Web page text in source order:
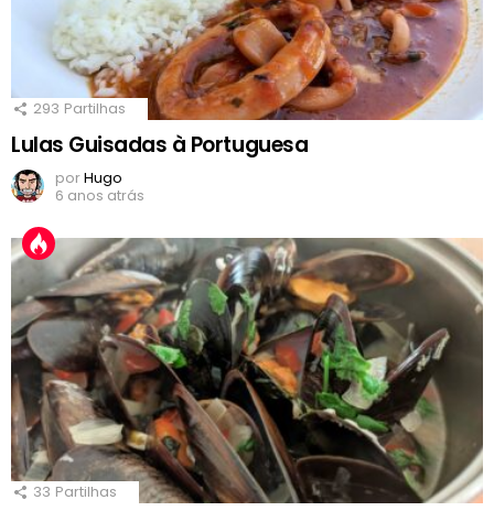
293 Partilhas
Lulas Guisadas à Portuguesa
porHugo
6 anos atrás
33 Partilhas